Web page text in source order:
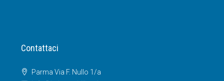
Contattaci
Parma Via F. Nullo 1/a